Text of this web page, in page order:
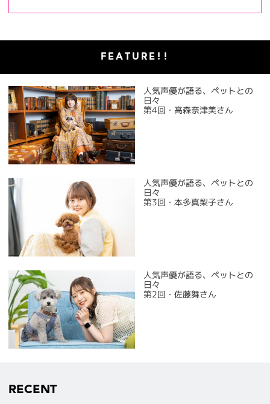
FEATURE!!
人気声優が語る、ペットとの
日々
第4回・高森奈津美さん
人気声優が語る、ペットとの
日々
第3回・本多真梨子さん
人気声優が語る、ペットとの
日々
第2回・佐藤舞さん
RECENT